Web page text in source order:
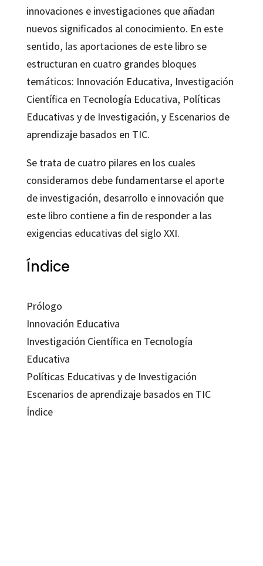
innovaciones e investigaciones que añadan
nuevos significados al conocimiento. En este
sentido, las aportaciones de este libro se
estructuran en cuatro grandes bloques
temáticos: Innovación Educativa, Investigación
Científica en Tecnología Educativa, Políticas
Educativas y de Investigación, y Escenarios de
aprendizaje basados en TIC.
Se trata de cuatro pilares en los cuales
consideramos debe fundamentarse el aporte
de investigación, desarrollo e innovación que
este libro contiene a fin de responder a las
exigencias educativas del siglo XXI.
Índice
Prólogo
Innovación Educativa
Investigación Científica en Tecnología
Educativa
Políticas Educativas y de Investigación
Escenarios de aprendizaje basados en TIC
Índice